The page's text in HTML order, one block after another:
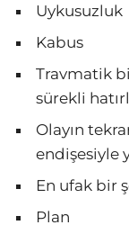
Uykusuzluk
Kabus
Travmatik
sürekli
Olayın
endişesiyle
En ufak bir
Plan